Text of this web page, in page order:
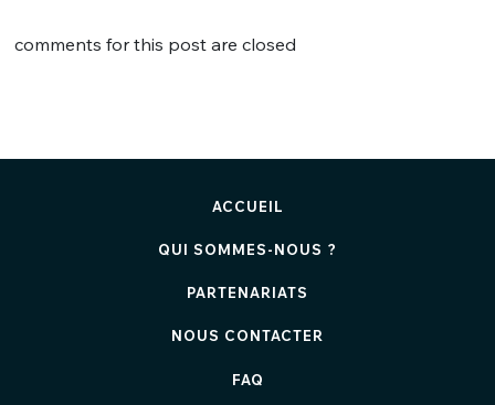
comments for this post are closed
ACCUEIL
QUI SOMMES-NOUS ?
PARTENARIATS
NOUS CONTACTER
FAQ